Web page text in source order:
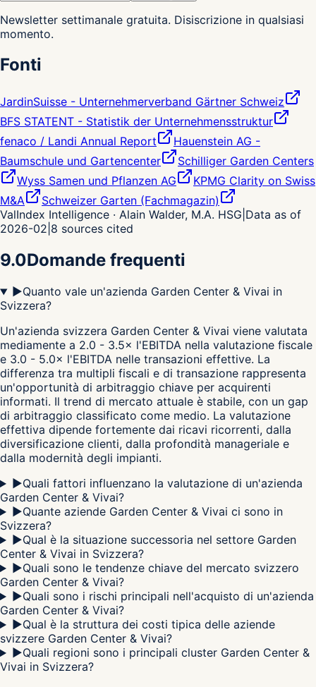
Newsletter settimanale gratuita. Disiscrizione in qualsiasi
momento.
Fonti
JardinSuisse - Unternehmerverband Gärtner Schweiz
BFS STATENT - Statistik der Unternehmensstruktur
fenaco / Landi Annual Report
Hauenstein AG -
Baumschule und Gartencenter
Schilliger Garden Centers
Wyss Samen und Pflanzen AG
KPMG Clarity on Swiss
M&A
Schweizer Garten (Fachmagazin)
ValIndex Intelligence · Alain Walder, M.A. HSG Data as of
2026-02 8 sources cited
9.0Domande frequenti
▶Quanto vale un'azienda Garden Center & Vivai in
Svizzera?
Un'azienda svizzera Garden Center & Vivai viene valutata
mediamente a 2.0 - 3.5× l'EBITDA nella valutazione fiscale
e 3.0 - 5.0× l'EBITDA nelle transazioni effettive. La
differenza tra multipli fiscali e di transazione rappresenta
un'opportunità di arbitraggio chiave per acquirenti
informati. Il trend di mercato attuale è stabile, con un gap
di arbitraggio classificato come medio. La valutazione
effettiva dipende fortemente dai ricavi ricorrenti, dalla
diversificazione clienti, dalla profondità manageriale e
dalla modernità degli impianti.
▶Quali fattori influenzano la valutazione di un'azienda
Garden Center & Vivai?
▶Quante aziende Garden Center & Vivai ci sono in
Svizzera?
▶Qual è la situazione successoria nel settore Garden
Center & Vivai in Svizzera?
▶Quali sono le tendenze chiave del mercato svizzero
Garden Center & Vivai?
▶Quali sono i rischi principali nell'acquisto di un'azienda
Garden Center & Vivai?
▶Qual è la struttura dei costi tipica delle aziende
svizzere Garden Center & Vivai?
▶Quali regioni sono i principali cluster Garden Center &
Vivai in Svizzera?